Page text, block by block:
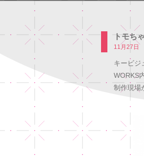
トモち
11月27日
キービジ
WORKS
制作現場